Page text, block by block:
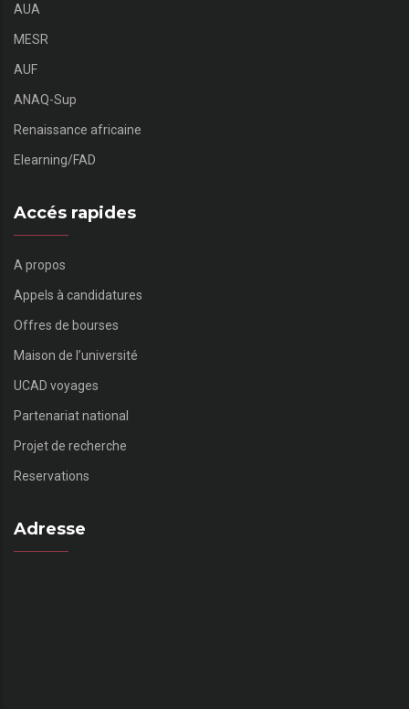
AUA
MESR
AUF
ANAQ-Sup
Renaissance africaine
Elearning/FAD
Accés rapides
A propos
Appels à candidatures
Offres de bourses
Maison de l’université
UCAD voyages
Partenariat national
Projet de recherche
Reservations
Adresse